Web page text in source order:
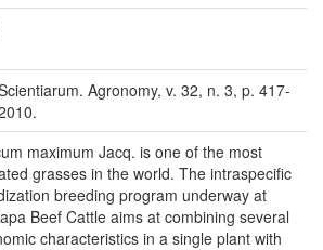
Agronomy, v. 32, n. 3, p. 417-
maximum Jacq. is one of the most
grasses in the world. The intraspecific
breeding program underway at
Beef Cattle aims at combining several
characteristics in a single plant with